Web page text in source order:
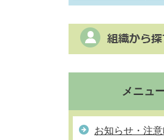
メニュ
お知らせ・注